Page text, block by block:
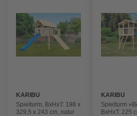
KARIBU
Spielturm, BxHxT: 198 x
329,5 x 243 cm, natur
KARIBU
Spielturm
BxHxT: 225